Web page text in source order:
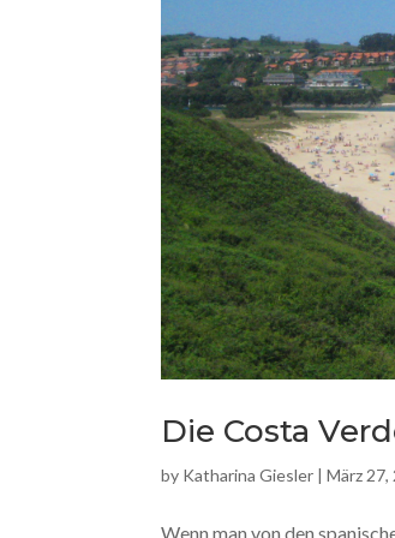
Die Costa
by Katharina Giesler |März 27,
Wenn man von den